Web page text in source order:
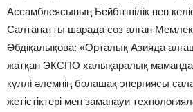
Ассамблеясының Бейбітшілік пен
Салтанатты шарада сөз алған
Әбдіқалықова: «Орталық Азияда алғаш
жатқан ЭКСПО халықаралық
күллі әлемнің болашақ энергиясы
жетістіктері мен заманауи